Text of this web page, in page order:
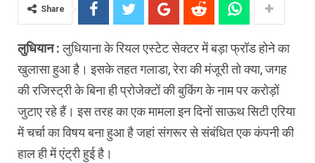
Share
लुधियान :लुधियाना के रियल एस्टेट सेक्टर में बड़ा फ्रॉड होने का
खुलासा हुआ है। इसके तहत गलाडा, रेरा की मंजूरी तो क्या, जगह
की रजिस्ट्री के बिना ही प्रोजेक्टों की बुकिंग के नाम पर करोड़ों
जुटाए रहे हैं। इस तरह का एक मामला इन दिनों साऊथ सिटी एरिया
में चर्चा का विषय बना हुआ है जहां संगरूर से संबंधित एक कंपनी की
हाल ही में एंट्री हुई है।